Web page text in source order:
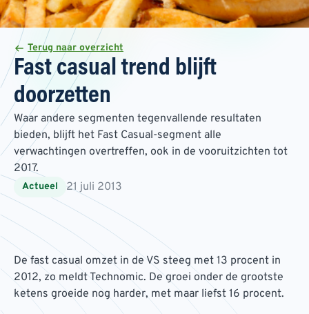
Terug naar overzicht
Fast casual trend blijft
doorzetten
Waar andere segmenten tegenvallende resultaten
bieden, blijft het Fast Casual-segment alle
verwachtingen overtreffen, ook in de vooruitzichten tot
2017.
Actueel 21 juli 2013
De fast casual omzet in de VS steeg met 13 procent in
2012, zo meldt Technomic. De groei onder de grootste
ketens groeide nog harder, met maar liefst 16 procent.